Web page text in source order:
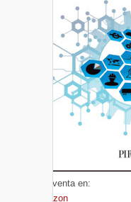
A la venta en:
Amazon